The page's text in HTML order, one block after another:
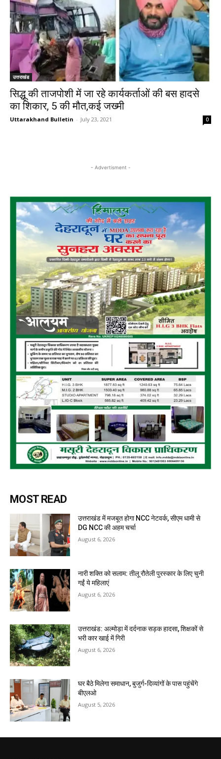
उत्तराखंड
सिद्धू की ताजपोशी में जा रहे कार्यकर्ताओं की बस हादसे
का शिकार, 5 की मौत,कई जख्मी
Uttarakhand Bulletin - July 23, 2021 0
- Advertisment -
MOST READ
उत्तराखंड में मजबूत होगा NCC नेटवर्क, सीएम धामी से
DG NCC की अहम चर्चा
August 6, 2026
नारी शक्ति को सलाम: तीलू रौतेली पुरस्कार के लिए चुनी
गईं ये महिलाएं
August 6, 2026
उत्तराखंड: अल्मोड़ा में दर्दनाक सड़क हादसा, शिक्षकों से
भरी कार खाई में गिरी
August 6, 2026
घर बैठे मिलेगा समाधान, बुजुर्ग-दिव्यांगों के पास पहुंचेंगे
बीएलओ
August 5, 2026